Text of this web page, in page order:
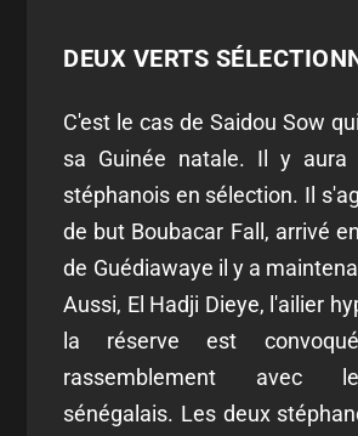
DEUX VERTS
C'est le cas de Saidou Sow
sa Guinée natale. Il y aura
stéphanois en sélection. Il
de but Boubacar Fall, arrivé
de Guédiawaye il y a
Aussi, El Hadji Dieye, l'ailier
la réserve est
rassemblement avec
sénégalais. Les deux